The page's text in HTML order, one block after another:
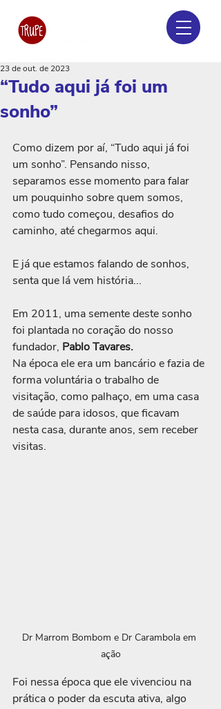
“Tudo aqui já foi um
sonho”
23 de out. de 2023
Como dizem por aí, “Tudo aqui já foi
um sonho”. Pensando nisso,
separamos esse momento para falar
um pouquinho sobre quem somos,
como tudo começou, desafios do
caminho, até chegarmos aqui.
E já que estamos falando de sonhos,
senta que lá vem história...
Em 2011, uma semente deste sonho
foi plantada no coração do nosso
fundador, Pablo Tavares.
Na época ele era um bancário e fazia de
forma voluntária o trabalho de
visitação, como palhaço, em uma casa
de saúde para idosos, que ficavam
nesta casa, durante anos, sem receber
visitas.
Dr Marrom Bombom e Dr Carambola em
ação
Foi nessa época que ele vivenciou na
prática o poder da escuta ativa, algo